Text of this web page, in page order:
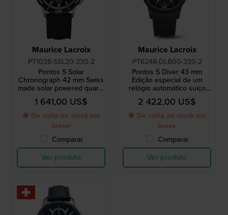
Maurice Lacroix
PT1038-SSL20-330-2
Pontos S Solar
Chronograph 42 mm Swiss
made solar powered quartz
chronograph
1 641,00 US$
● De volta ao stock em
breve
Comparar
Ver produto
Maurice Lacroix
PT6248-DLB00-330-2
Pontos S Diver 43 mm
Edição especial de um
relógio automático suíço
para homem
2 422,00 US$
● De volta ao stock em
breve
Comparar
Ver produto